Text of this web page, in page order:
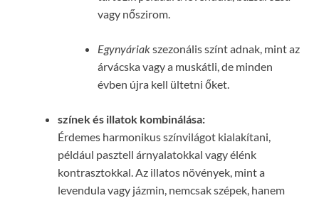
vagy nőszirom.
Egynyáriakszezonális színt adnak, mint az
árvácska vagy a muskátli, de minden
évben újra kell ültetni őket.
színek és illatok kombinálása:
Érdemes harmonikus színvilágot kialakítani,
például pasztell árnyalatokkal vagy élénk
kontrasztokkal. Az illatos növények, mint a
levendula vagy jázmin, nemcsak szépek, hanem